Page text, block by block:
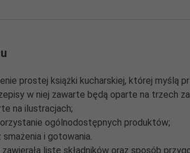
prostej książki kucharskiej, której myślą
w niej zawarte będą oparte na trzech
na ilustracjach;
ogólnodostępnych produktów;
i gotowania.
listę składników oraz sposób